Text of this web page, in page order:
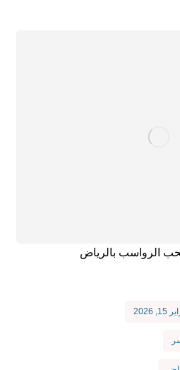
الرواسب بالرياض
2026